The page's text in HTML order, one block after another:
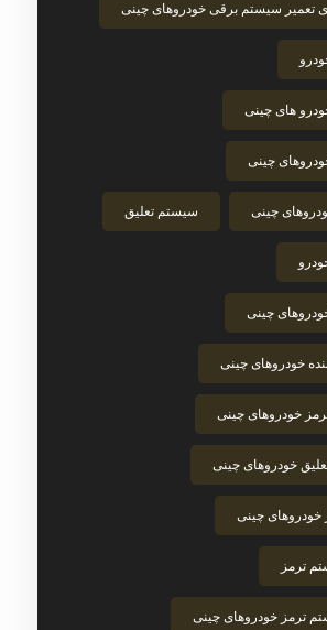
تعمیر سیستم برقی خودروهای چینی
های چینی
چینی
چینی سیستم تعلیق
چینی
خودروهای چینی
خودروهای چینی
خودروهای چینی
چینی
ترمز
ترمز خودروهای چینی